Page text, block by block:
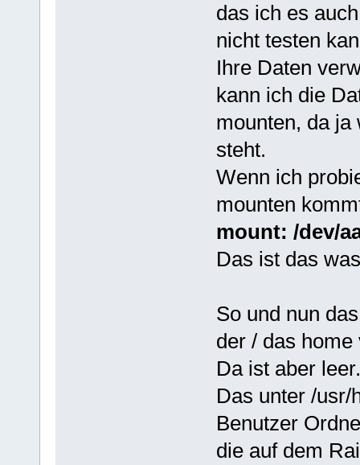
das ich es
nicht testen
Ihre Daten
kann ich die
mounten, da ja
steht.
Wenn ich
mounten
mount: /dev/
Das ist das
So und nun
der / das
Da ist aber
Das unter /usr/
Benutzer
die auf dem